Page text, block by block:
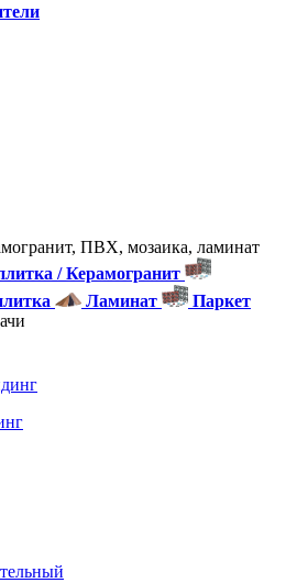
ПВХ, мозаика, ламинат
/ Керамогранит
Ламинат
Паркет